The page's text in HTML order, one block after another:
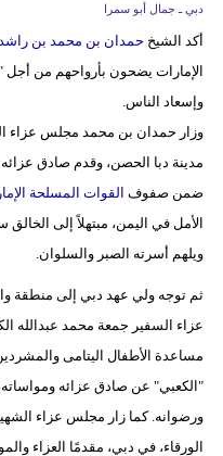
دبي ـ جمال أبو سمرا
أكد الشيخ حمدان بن محمد بن
الإمارات يضحون بأرواحهم من
وإسعاد الناس.
وزار حمدان بن محمد مجلس عزاء
مدينة دبا الحصن، وقدم صادق
ضمن صفوف القوات المسلحة
الأمل في اليمن، مبتهلاً إلى
ويلهم أسرته الصبر والسلوان.
ثم توجه ولي عهد دبي إلى منطقة
عزاء السفير جمعة محمد عبدالله
مساعدة الأطفال اليتامى
"الكعبي" عن صادق عزائه
ورضوانه. كما زار مجلس عزاء
الورقاء، في دبي، مقدمًا العزاء